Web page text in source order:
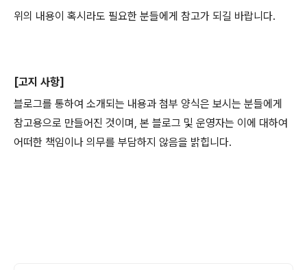
위의 내용이 혹시라도 필요한 분들에게 참고가 되길 바랍니다.
[고지 사항]
블로그를 통하여 소개되는 내용과 첨부 양식은 보시는 분들에게
참고용으로 만들어진 것이며, 본 블로그 및 운영자는 이에 대하여
어떠한 책임이나 의무를 부담하지 않음을 밝힙니다.